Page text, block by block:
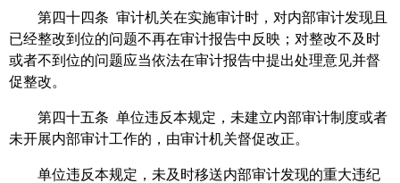
第四十四条 审计机关在实施审计时，对内部审计发现且
已经整改到位的问题不再在审计报告中反映；对整改不及时
或者不到位的问题应当依法在审计报告中提出处理意见并督
促整改。
第四十五条 单位违反本规定，未建立内部审计制度或者
未开展内部审计工作的，由审计机关督促改正。
单位违反本规定，未及时移送内部审计发现的重大违纪